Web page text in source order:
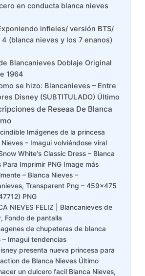
en conducta blanca nieves
infieles/ versión BTS/
(blanca nieves y los 7 enanos)
Blancanieves Doblaje Original
1964
se hizo: Blancanieves – Entre
Disney (SUBTITULADO) Último
de Reseaa De Blanca
Imágenes de la princesa
Nieves – Imagui volviéndose viral
White's Classic Dress – Blanca
Para Imprimir PNG Image más
– Blanca Nieves –
Transparent Png – 459×475
PNG
NIEVES FELIZ | Blancanieves de
Fondo de pantalla
de chupeteras de blanca
– Imagui tendencias
presenta nueva princesa para
de Blanca Nieves Último
un dulcero facil Blanca Nieves,